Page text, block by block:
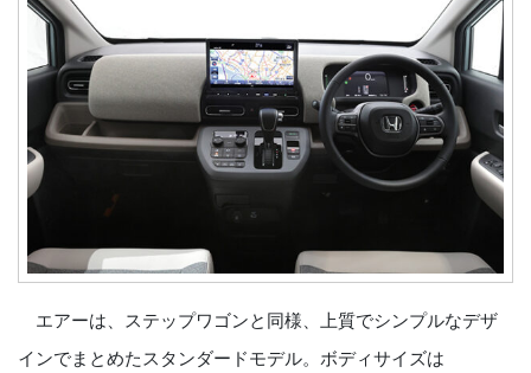
エアーは、ステップワゴンと同様、上質でシンプルなデザ
インでまとめたスタンダードモデル。ボディサイズは